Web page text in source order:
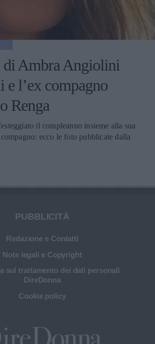
di Ambra Angiolini
l’ex compagno
Renga
il compleanno insieme alla sua
ecco le foto pubblicate dalla
PUBBLICITÀ
Redazione e Contatti
Note legali e Copyright
sul trattamento dei dati personali
DireDonna
Cookie policy